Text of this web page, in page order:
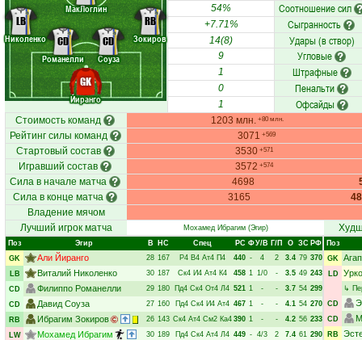
Йиранго
Николенко
Романелли
Соуза
Зокиров
МакЛоглин
GK
LB
CD
CD
RB
54% Соотношение сил
+7.71% Сыгранность
14(8) Удары (в створ)
9 Угловые
1 Штрафные
0 Пенальти
1 Офсайды
Стоимость команд 1203 млн. +80 млн.
Рейтинг силы команд 3071 +569
Стартовый состав 3530 +571
Игравший состав 3572 +574
Сила в начале матча 4698
Сила в конце матча
3165
Владение мячом
Лучший игрок матча
Мохамед Ибрагим(Эгир)
Поз Эгир В НC Спец РC ФУ/В Г/П О ЗС РФ
GK
Али Йиранго 28 167 Р4 В4 Ат4 П4 440 - 4 2 3.4 79 370
LB
Виталий Николенко 30 187 Ск4 И4 Ат4 К4 458 1 1/0 - 3.5 49 243
CD
Филиппо Романелли 29 180 Пд4 Ск4 От4 Л4 521 1 - - 3.7 54 299
CD
Давид Соуза 27 160 Пд4 Ск4 И4 Ат4 467 1 - - 4.1 54 270
RB
Ибрагим Зокиров 26 143 Ск4 Ат4 См2 Ка4 390 1 - - 4.2 56 233
LW
Мохамед Ибрагим 30 189 Пд4 Ск4 Ат4 Л4 449 - 4/3 2 7.4 61 290
Поз
GK
LD
↳
CD
CD
RB